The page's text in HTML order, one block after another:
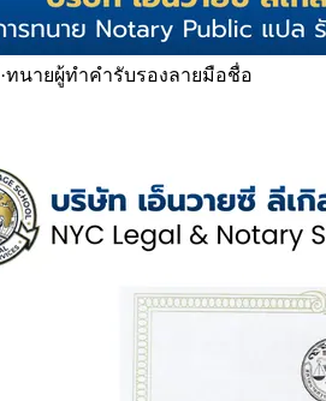
·ทนายผู้ทำคำรับรองลายมือชื่อ